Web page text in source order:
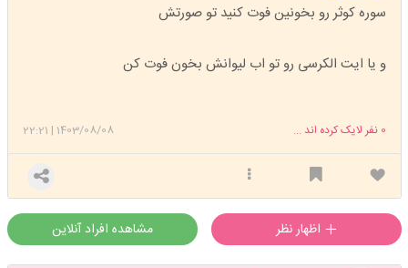
سوره کوثر رو بخونین فوت کنید تو صورتش
و یا ایت الکرسی رو تو اب لیوانش بخون فوت کن
1403/08/08
|
22:21 0 نفر لایک کرده اند ...
مشاهده افراد آنلاین